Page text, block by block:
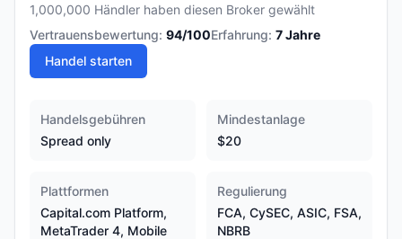
1,000,000 Händler haben diesen Broker gewählt
Vertrauensbewertung: 94/100Erfahrung: 7Jahre
Handel starten
Handelsgebühren
Spread only
Mindestanlage
$20
Plattformen
Capital.com Platform,
MetaTrader 4, Mobile
Regulierung
FCA, CySEC, ASIC, FSA,
NBRB